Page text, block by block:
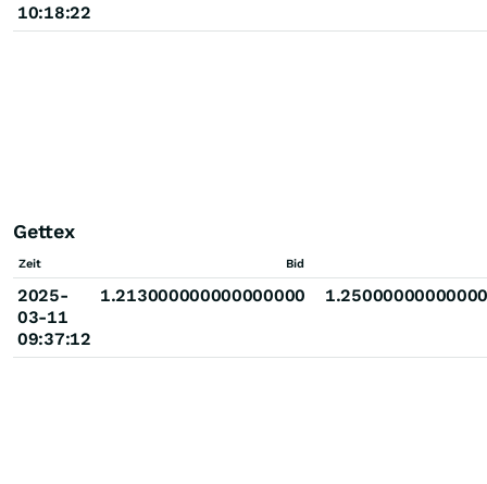
10:18:22
Gettex
Zeit Bid
2025-
03-11
09:37:12
1.213000000000000000